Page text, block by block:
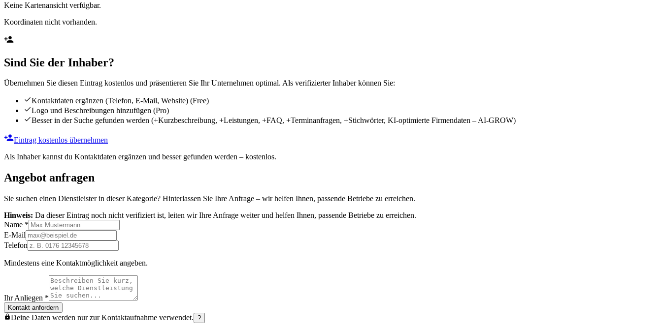
Keine Kartenansicht verfügbar.
Koordinaten nicht vorhanden.
Sind Sie der Inhaber?
Übernehmen Sie diesen Eintrag kostenlos und präsentieren Sie Ihr Unternehmen optimal. Als verifizierter Inhaber können Sie:
Kontaktdaten ergänzen (Telefon, E-Mail, Website) (Free)
Logo und Beschreibungen hinzufügen (Pro)
Besser in der Suche gefunden werden (+Kurzbeschreibung, +Leistungen, +FAQ, +Terminanfragen, +Stichwörter, KI-optimierte Firmendaten – AI-GROW)
Eintrag kostenlos übernehmen
Als Inhaber kannst du Kontaktdaten ergänzen und besser gefunden werden – kostenlos.
Angebot anfragen
Sie suchen einen Dienstleister in dieser Kategorie? Hinterlassen Sie Ihre Anfrage – wir helfen Ihnen, passende Betriebe zu erreichen.
Hinweis: Da dieser Eintrag noch nicht verifiziert ist, leiten wir Ihre Anfrage weiter und helfen Ihnen, passende Betriebe zu erreichen.
Name *
E-Mail
Telefon
Mindestens eine Kontaktmöglichkeit angeben.
Ihr Anliegen *
Kontakt anfordern
Deine Daten werden nur zur Kontaktaufnahme verwendet. ?